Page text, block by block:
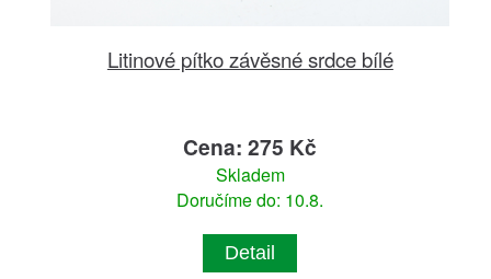
Litinové pítko závěsné srdce bílé
Cena: 275 Kč
Skladem
Doručíme do: 10.8.
Detail